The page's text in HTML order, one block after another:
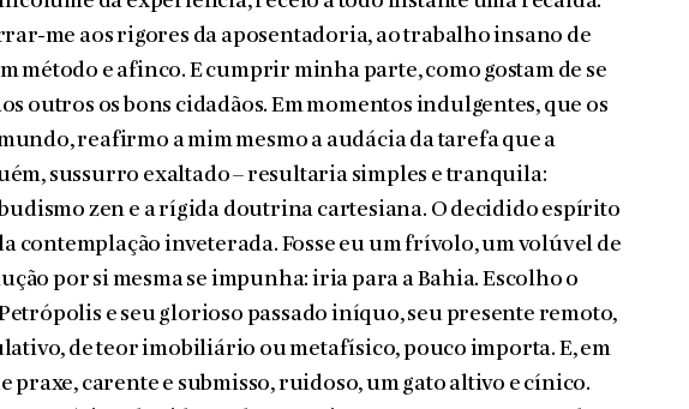
me aos rigores da aposentadoria, ao trabalho insano de
método e afinco. E cumprir minha parte, como gostam de se
outros os bons cidadãos. Em momentos indulgentes, que os
reafirmo a mim mesmo a audácia da tarefa que a
sussurro exaltado – resultaria simples e tran­quila:
zen e a rígida doutrina cartesiana. O deci­dido espírito
contemplação inveterada. Fosse eu um frí­volo, um volúvel de
por si mesma se impunha: iria para a Bahia. Escolho o
e seu glorioso passado iníquo, seu presente remoto,
de teor imobiliário ou metafí­sico, pouco importa. E, em
praxe, carente e submisso, rui­doso, um gato altivo e cínico.